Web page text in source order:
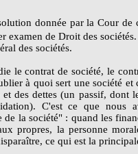
donnée par la Cour de
examen de Droit des
des sociétés.
le contrat de société, le
à quoi sert une société
des dettes (un passif, dont
C'est ce que nous
de la société" : quand les
propres, la personne
ce qui est la